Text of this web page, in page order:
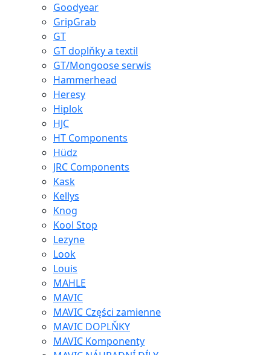
Goodyear
GripGrab
GT
GT doplňky a textil
GT/Mongoose serwis
Hammerhead
Heresy
Hiplok
HJC
HT Components
Hüdz
JRC Components
Kask
Kellys
Knog
Kool Stop
Lezyne
Look
Louis
MAHLE
MAVIC
MAVIC Części zamienne
MAVIC DOPLŇKY
MAVIC Komponenty